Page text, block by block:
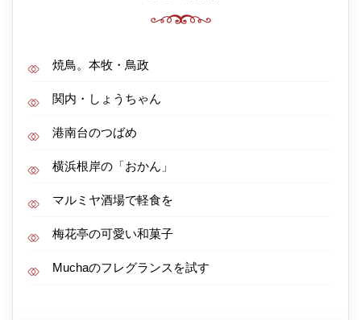
焼鳥。本牧・鳥政
関内・しょうちゃん
港南台のつばめ
横浜根岸の「おかん」
マルミヤ酒場で軽食を
梅花亭の可愛い和菓子
Muchaのフレグランスを試す